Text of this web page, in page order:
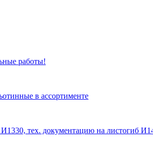
работы!
в ассортименте
тех. документацию на листогиб